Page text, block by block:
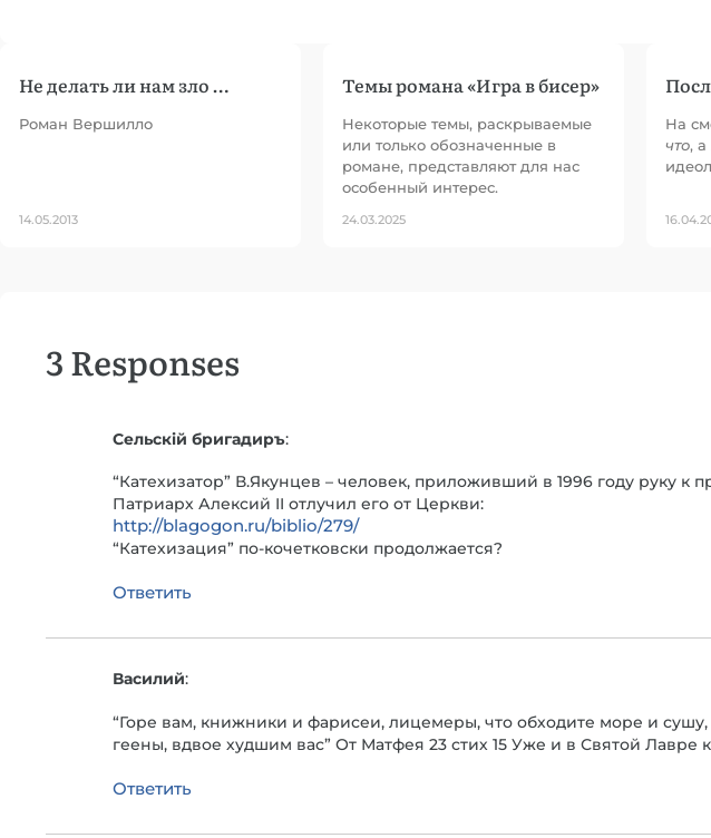
Не делать ли нам зло …
Роман Вершилло
14.05.2013
Темы романа «Игра в бисер»
Некоторые темы, раскрываемые
или только обозначенные в
романе, представляют для нас
особенный интерес.
24.03.2025
На
что, а
3 Responses
Сельскiй бригадиръ:
“Катехизатор” В.Якунцев – человек, приложивший в 1996 году руку
Патриарх Алексий II отлучил его от Церкви:
http://blagogon.ru/biblio/279/
“Катехизация” по-кочетковски продолжается?
Ответить
Василий:
“Горе вам, книжники и фарисеи, лицемеры, что обходите море и сушу,
геены, вдвое худшим вас” От Матфея 23 стих 15 Уже и в Святой Лавре
Ответить